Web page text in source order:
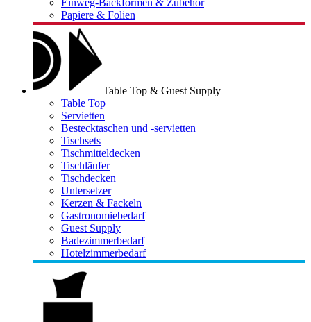
Einweg-Backformen & Zubehör
Papiere & Folien
Table Top & Guest Supply
Table Top
Servietten
Bestecktaschen und -servietten
Tischsets
Tischmitteldecken
Tischläufer
Tischdecken
Untersetzer
Kerzen & Fackeln
Gastronomiebedarf
Guest Supply
Badezimmerbedarf
Hotelzimmerbedarf